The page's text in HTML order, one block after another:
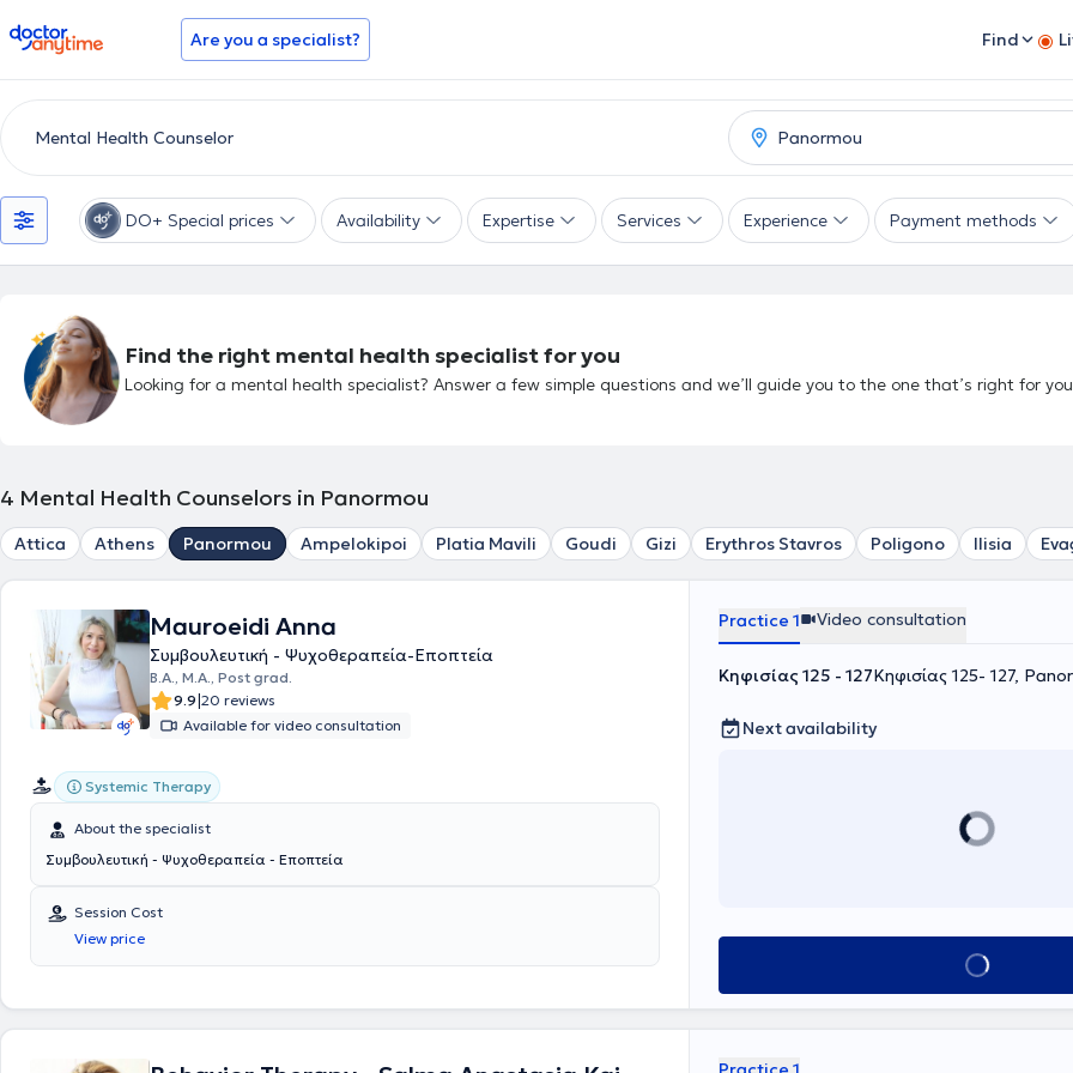
doctoranytime Are you a specialist? Find
DO+ Special prices Availability Expertise Services Experience Payment methods
Find the right mental health specialist for you
Looking for a mental health specialist? Answer a few simple questions and we’ll guide you to the one that’s right for
4 Mental Health Counselors in Panormou
Attica Athens Panormou Ampelokipoi Platia Mavili Goudi Gizi Erythros Stavros Poligono Ilisia
Mauroeidi Anna
Συμβουλευτική - Ψυχοθεραπεία-Εποπτεία
B.A., Μ.Α., Post grad.
9.9|20 reviews
Available for video consultation
Systemic Therapy
About the specialist
Συμβουλευτική - Ψυχοθεραπεία - Εποπτεία
Session Cost
View price
Practice 1 Video consultation
Κηφισίας 125 - 127Κηφισίας 125- 127,
Next availability
Book appointment